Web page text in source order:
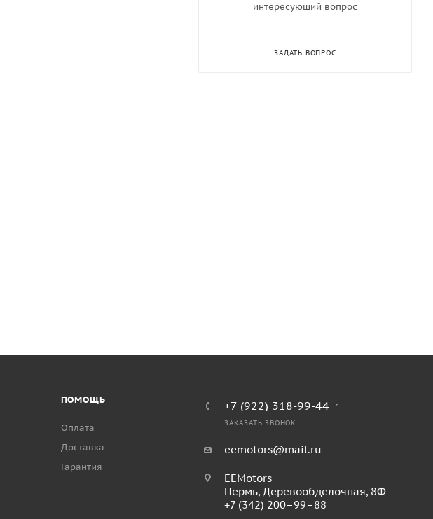
интересующий вопрос
ЗАДАТЬ ВОПРОС
ПОМОЩЬ
Оплата
Доставка
Гарантия
+7 (922) 318-99-44
ЗАКАЗАТЬ ЗВОНОК
eemotors@mail.ru
EEMotors
Пермь, Деревообделочная, 8Ф
+7 (342) 200–99–88